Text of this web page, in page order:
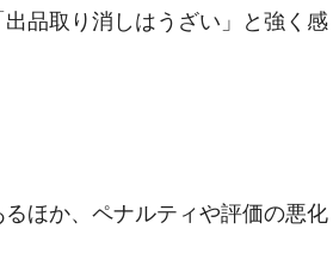
品取り消しはうざい」と強く感
ほか、ペナルティや評価の悪化